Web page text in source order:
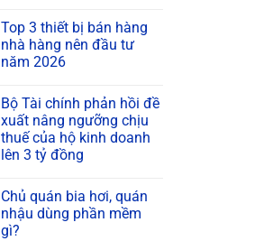
Top 3 thiết bị bán hàng
nhà hàng nên đầu tư
năm 2026
Bộ Tài chính phản hồi đề
xuất nâng ngưỡng chịu
thuế của hộ kinh doanh
lên 3 tỷ đồng
Chủ quán bia hơi, quán
nhậu dùng phần mềm
gì?